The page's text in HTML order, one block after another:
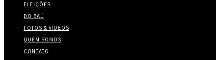
ELEIÇÕES
DO BAÚ
FOTOS & VÍDEOS
QUEM SOMOS
CONTATO